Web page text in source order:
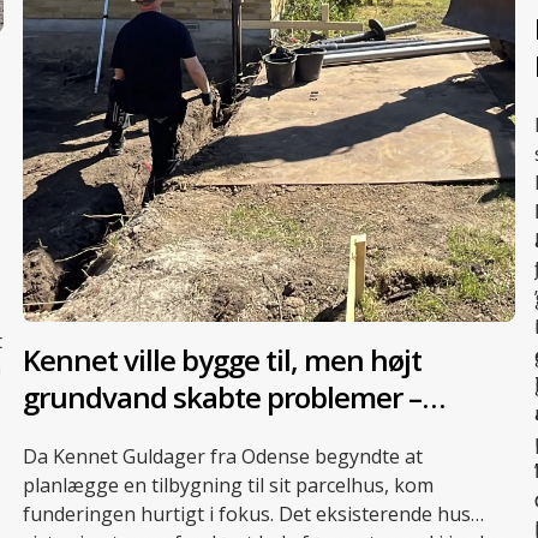
Kennet ville bygge til, men højt
grundvand skabte problemer –
Da Kennet Guldager fra Odense begyndte at
planlægge en tilbygning til sit parcelhus, kom
funderingen hurtigt i fokus. Det eksisterende hus